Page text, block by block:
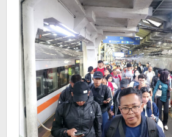
1,7
Juta
Pelanggan,
Naik
9,42
Persen